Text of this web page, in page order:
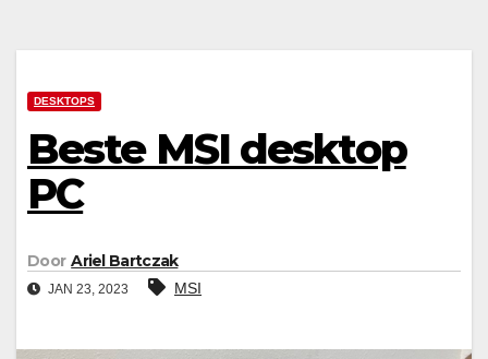
DESKTOPS
Beste MSI desktop
PC
Door Ariel Bartczak
JAN 23, 2023 MSI